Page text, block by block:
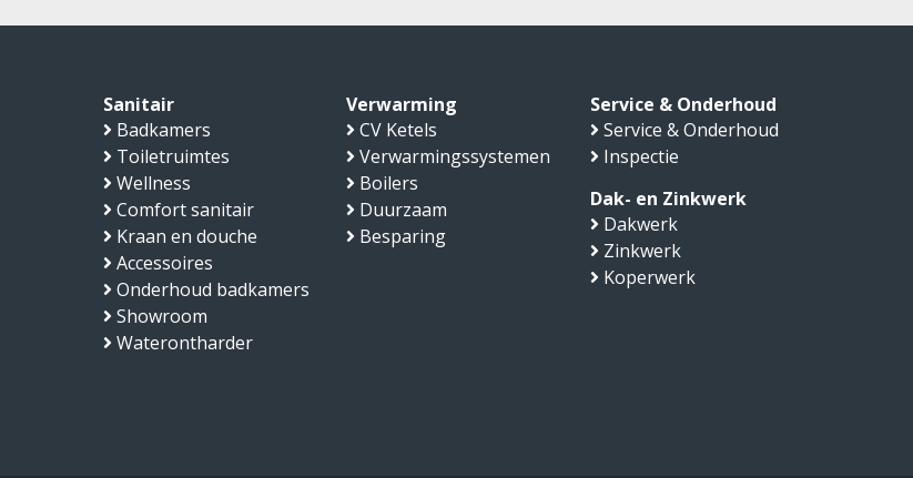
Sanitair
Badkamers
Toiletruimtes
Wellness
Comfort sanitair
Kraan en douche
Accessoires
Onderhoud badkamers
Showroom
Waterontharder
Verwarming
CV Ketels
Verwarmingssystemen
Boilers
Duurzaam
Besparing
Service & Onderhoud
Service & Onderhoud
Inspectie
Dak- en Zinkwerk
Dakwerk
Zinkwerk
Koperwerk